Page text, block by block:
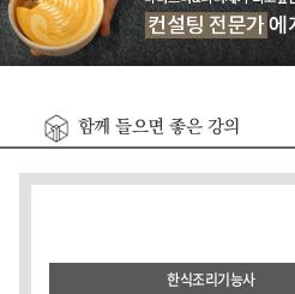
함께 들으면 좋은 강의
한식조리기능사